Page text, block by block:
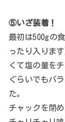
⑤いざ装着！
最初は500gの
ったり入りま
くて塩の量を
ぐらいでもバ
た。
チャックを閉